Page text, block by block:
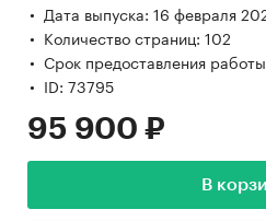
Дата выпуска: 16 февраля
Количество страниц: 102
Срок предоставления
ID: 73795
95 900 ₽
В